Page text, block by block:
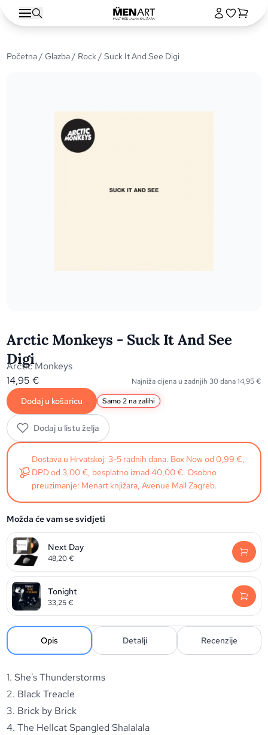
Početna/Glazba/ Rock/ Suck It And See Digi
Arctic Monkeys - Suck It And See
Digi
Arctic Monkeys
14,95€ Najniža cijena u zadnjih 30 dana14,95€
Dodaj u košaricu Samo 2 na zalihi
Dodaj u listu želja
Dostava u Hrvatskoj: 3-5 radnih dana. Box Now od 0,99 €,
DPD od 3,00 €, besplatno iznad 40,00 €. Osobno
preuzimanje: Menart knjižara, Avenue Mall Zagreb.
Možda će vam se svidjeti
Next Day
48,20€
Tonight
33,25€
Opis Detalji Recenzije
1. She's Thunderstorms
2. Black Treacle
3. Brick by Brick
4. The Hellcat Spangled Shalalala